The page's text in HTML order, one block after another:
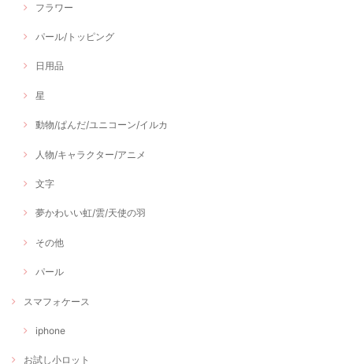
フラワー
パール/トッピング
日用品
星
動物/ぱんだ/ユニコーン/イルカ
人物/キャラクター/アニメ
文字
夢かわいい虹/雲/天使の羽
その他
パール
スマフォケース
iphone
お試し小ロット